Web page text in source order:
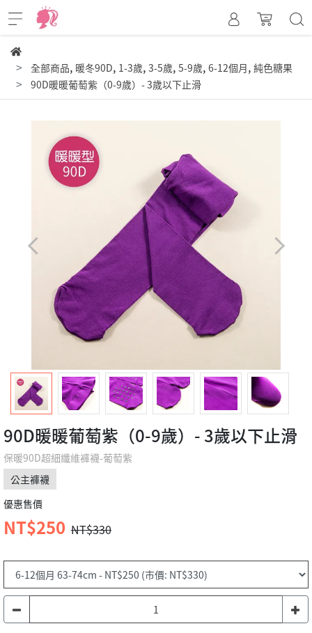
全部商品, 暖冬90D, 1-3歲, 3-5歲, 5-9歲, 6-12個月, 純色糖果
90D暖暖葡萄紫（0-9歲）- 3歲以下止滑
90D暖暖葡萄紫（0-9歲）- 3歲以下止滑
保暖90D超細纖維褲襪-葡萄紫
公主褲襪
優惠售價
NT$250 NT$330